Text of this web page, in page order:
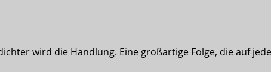
wird die Handlung. Eine großartige Folge, die auf